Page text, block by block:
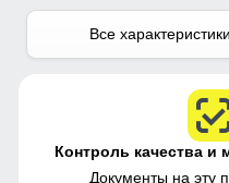
Все
Контроль качества и
Документы на эту